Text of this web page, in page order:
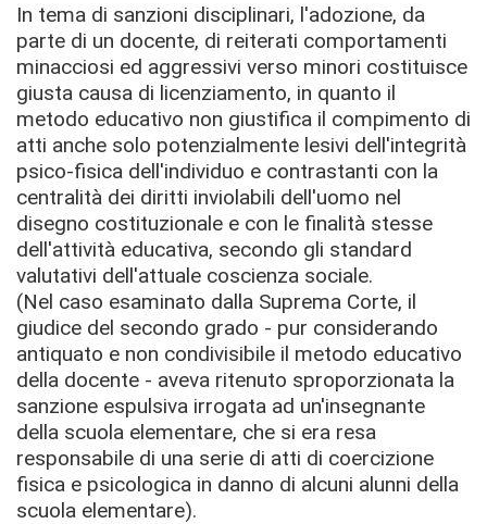
In tema di sanzioni disciplinari, l'adozione, da
parte di un docente, di reiterati comportamenti
minacciosi ed aggressivi verso minori costituisce
giusta causa di licenziamento, in quanto il
metodo educativo non giustifica il compimento di
atti anche solo potenzialmente lesivi dell'integrità
psico-fisica dell'individuo e contrastanti con la
centralità dei diritti inviolabili dell'uomo nel
disegno costituzionale e con le finalità stesse
dell'attività educativa, secondo gli standard
valutativi dell'attuale coscienza sociale.
(Nel caso esaminato dalla Suprema Corte, il
giudice del secondo grado - pur considerando
antiquato e non condivisibile il metodo educativo
della docente - aveva ritenuto sproporzionata la
sanzione espulsiva irrogata ad un'insegnante
della scuola elementare, che si era resa
responsabile di una serie di atti di coercizione
fisica e psicologica in danno di alcuni alunni della
scuola elementare).